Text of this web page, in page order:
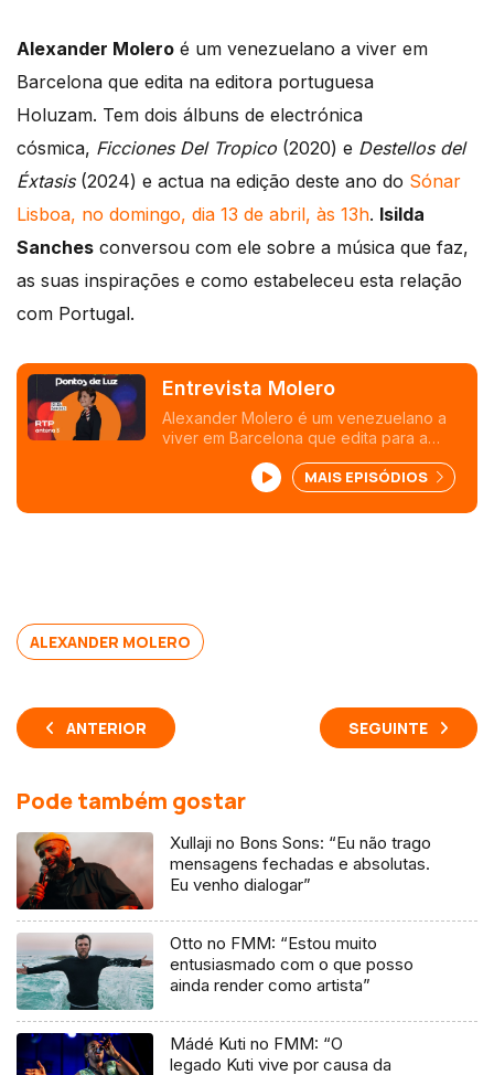
Alexander Molero é um venezuelano a viver em
Barcelona que edita na editora portuguesa
Holuzam. Tem dois álbuns de electrónica
cósmica, Ficciones Del Tropico (2020) e Destellos del
Éxtasis(2024) e actua na edição deste ano do Sónar
Lisboa, no domingo, dia 13 de abril, às 13h. Isilda
Sanches conversou com ele sobre a música que faz,
as suas inspirações e como estabeleceu esta relação
com Portugal.
Entrevista Molero
Alexander Molero é um venezuelano a
viver em Barcelona que edita para a
Lisboa 2025.
MAIS EPISÓDIOS
ALEXANDER MOLERO
ANTERIOR SEGUINTE
Pode também gostar
Xullaji no Bons Sons: “Eu não trago
mensagens fechadas e absolutas.
Eu venho dialogar”
Otto no FMM: “Estou muito
entusiasmado com o que posso
ainda render como artista”
Mádé Kuti no FMM: “O
legado Kuti vive por causa da